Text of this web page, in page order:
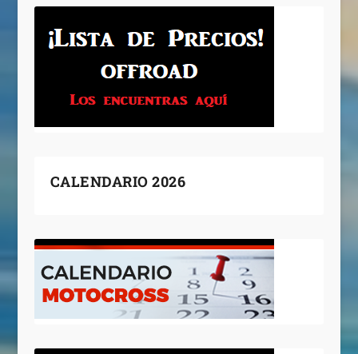
CALENDARIO 2026